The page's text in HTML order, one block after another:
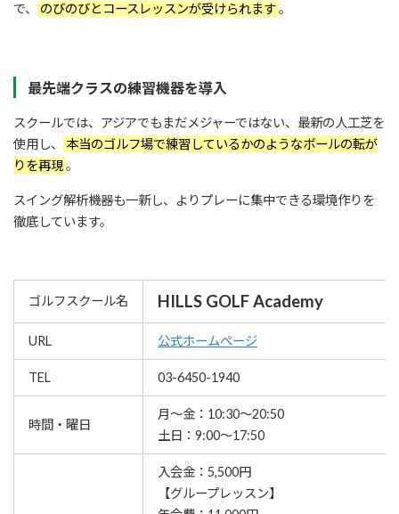
で、
のびのびとコースレッスンが受けられます。
最先端クラスの練習機器を導入
スクールでは、アジアでもまだメジャーではない、最新の人工芝を
使用し、
本当のゴルフ場で練習しているかのようなボールの転が
りを再現。
スイング解析機器も一新し、よりプレーに集中できる環境作りを
徹底しています。
ゴルフスクール名 HILLS GOLF Academy
URL 公式ホームページ
TEL 03-6450-1940
時間・曜日
月～金：10:30～20:50
土日：9:00～17:50
入会金：5,500円
【グループレッスン】